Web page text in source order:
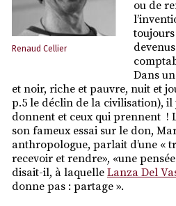
Renaud Cellier
ou de
Dans
et noir, riche et pauvre, nuit et
p.5 le déclin de la civilisation), il
donnent et ceux qui prennent !
son fameux essai sur le don,
anthropologue, parlait d’une «
recevoir et rendre», «une
disait-il, à laquelle Lanza Del
donne pas : partage ».